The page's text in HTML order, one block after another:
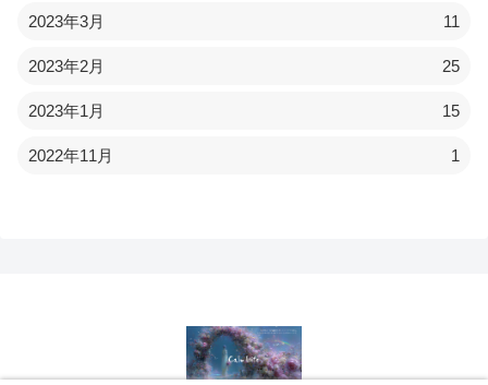
2023年3月 11
2023年2月 25
2023年1月 15
2022年11月 1